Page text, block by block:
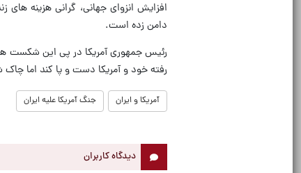
افزایش انزوای جهانی، گرانی هزینه
دامن زده است.
رئیس جمهوری آمریکا در پی این شکست
رفته خود و آمریکا دست و پا کند اما
آمریکا و ایران جنگ آمریکا علیه ایران
دیدگاه کاربران